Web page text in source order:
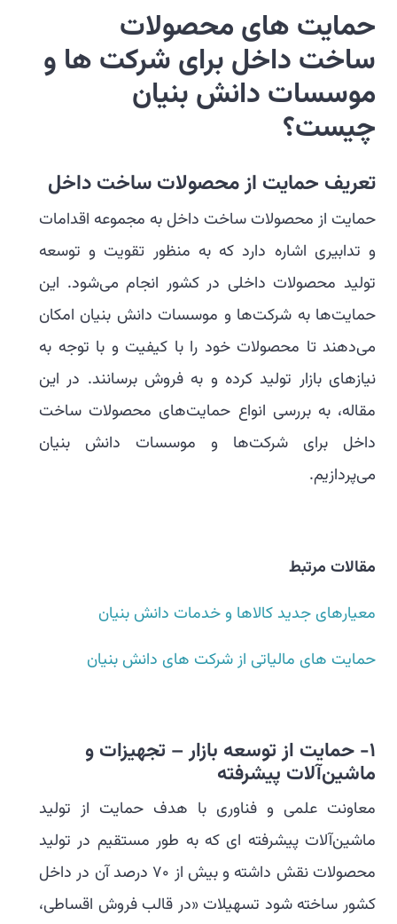
حمایت های محصولات
ساخت داخل برای شرکت ها و
موسسات دانش بنیان
چیست؟
تعریف حمایت از محصولات ساخت داخل
حمایت از محصولات ساخت داخل به مجموعه اقدامات
و تدابیری اشاره دارد که به منظور تقویت و توسعه
تولید محصولات داخلی در کشور انجام می‌شود. این
حمایت‌ها به شرکت‌ها و موسسات دانش بنیان امکان
می‌دهند تا محصولات خود را با کیفیت و با توجه به
نیازهای بازار تولید کرده و به فروش برسانند. در این
مقاله، به بررسی انواع حمایت‌های محصولات ساخت
داخل برای شرکت‌ها و موسسات دانش بنیان
می‌پردازیم.
مقالات مرتبط
معیارهای جدید کالاها و خدمات دانش بنیان
حمایت های مالیاتی از شرکت های دانش بنیان
1- حمایت از توسعه بازار – تجهیزات و
ماشین‌آلات پیشرفته
معاونت علمی و فناوری با هدف حمایت از تولید
ماشین‌آلات پیشرفته ای که به طور مستقیم در تولید
محصولات نقش داشته و بیش از ۷۰ درصد آن در داخل
کشور ساخته شود تسهیلات «در قالب فروش اقساطی،